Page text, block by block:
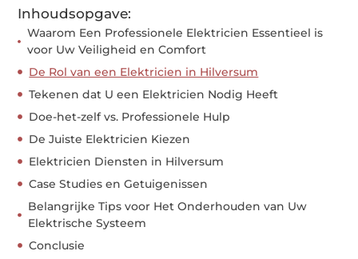
Inhoudsopgave:
Waarom Een Professionele Elektricien Essentieel is
voor Uw Veiligheid en Comfort
De Rol van een Elektricien in Hilversum
Tekenen dat U een Elektricien Nodig Heeft
Doe-het-zelf vs. Professionele Hulp
De Juiste Elektricien Kiezen
Elektricien Diensten in Hilversum
Case Studies en Getuigenissen
Belangrijke Tips voor Het Onderhouden van Uw
Elektrische Systeem
Conclusie